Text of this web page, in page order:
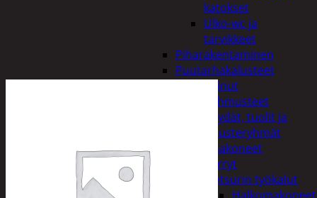
katokset
Ulko-wc ja
tarvikkeet
Piharakentaminen
Puutarhakalusteet
Keinut
Pehmusteet
Pöydät, tuolit ja
kalusteryhmät
Puutarhakoneet
Kärryt
Metsurin työkalut